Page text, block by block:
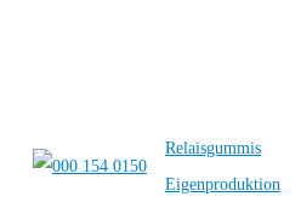
Relaisgummis
Eigenproduktion